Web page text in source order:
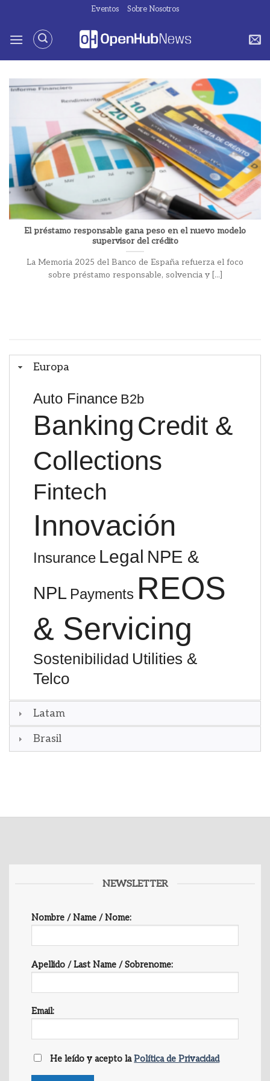
contenido
Eventos Sobre Nosotros
Europa
Auto Finance B2b
Banking Credit &
Collections
Fintech
Innovación
Insurance Legal NPE &
NPL Payments REOS
& Servicing
Sostenibilidad Utilities &
Telco
Latam
Brasil
El préstamo responsable gana peso en el nuevo modelo
supervisor del crédito
La Memoria 2025 del Banco de España refuerza el foco
sobre préstamo responsable, solvencia y [...]
NEWSLETTER
Nombre / Name / Nome:
Apellido / Last Name / Sobrenome:
Email:
He leído y acepto laPolítica de Privacidad